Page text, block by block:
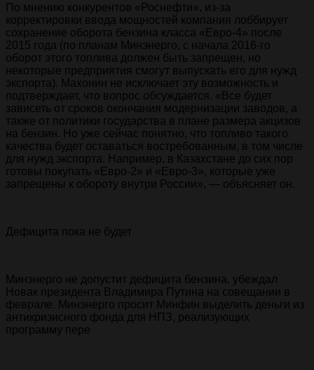
По мнению конкурентов «Роснефти», из-за
корректировки ввода мощностей компания лоббирует
сохранение оборота бензина класса «Евро-4» после
2015 года (по планам Минэнерго, с начала 2016-го
оборот этого топлива должен быть запрещен, но
некоторые предприятия смогут выпускать его для нужд
экспорта). Махонин не исключает эту возможность и
подтверждает, что вопрос обсуждается. «Все будет
зависеть от сроков окончания модернизации заводов, а
также от политики государства в плане размера акцизов
на бензин. Но уже сейчас понятно, что топливо такого
качества будет оставаться востребованным, в том числе
для нужд экспорта. Например, в Казахстане до сих пор
готовы покупать «Евро-2» и «Евро-3», которые уже
запрещены к обороту внутри России», — объясняет он.
Дефицита пока не будет
Минэнерго не допустит дефицита бензина, убеждал
Новак президента Владимира Путина на совещании в
феврале. Минэнерго просит Минфин выделить деньги из
антикризисного фонда для НПЗ, реализующих
программу пере